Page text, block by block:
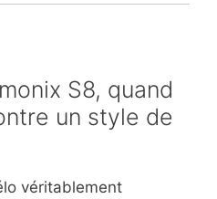
S8, quand
un style de
véritablement